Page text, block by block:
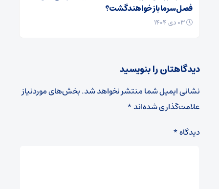
فصل سرما باز خواهند گشت؟
دیدگاهتان را بنویسید
نشانی ایمیل شما منتشر نخواهد شد.بخش‌های موردنیاز
علامت‌گذاری شده‌اند*
دیدگاه*